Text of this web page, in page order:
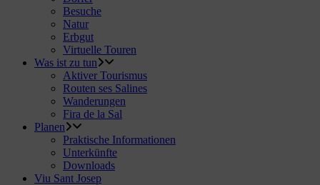
Besuche
Natur
Erbgut
Virtuelle Touren
Was ist zu tun
Aktiver Tourismus
Routen ses Salines
Wanderungen
Fira de la Sal
Planen
Praktische Informationen
Unterkünfte
Downloads
Viu Sant Josep